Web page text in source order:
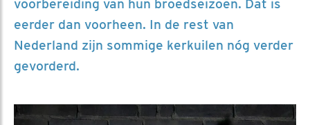
voorbereiding van hun broedseizoen. Dat is
eerder dan voorheen. In de rest van
Nederland zijn sommige kerkuilen nóg verder
gevorderd.